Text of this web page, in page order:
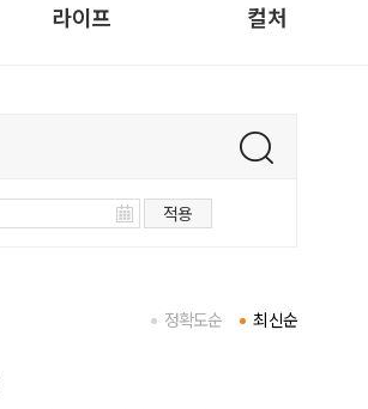
라이프 컬처
적용
최신순
정확도순